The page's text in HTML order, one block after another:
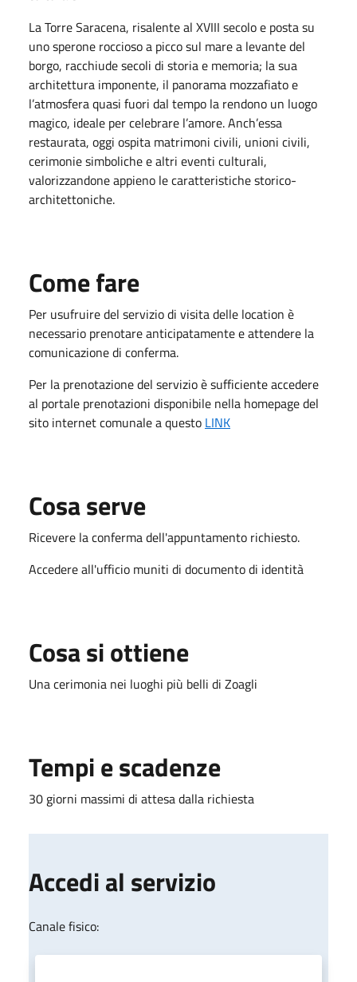
La Torre Saracena, risalente al XVIII secolo e posta su
uno sperone roccioso a picco sul mare a levante del
borgo, racchiude secoli di storia e memoria; la sua
architettura imponente, il panorama mozzafiato e
l’atmosfera quasi fuori dal tempo la rendono un luogo
magico, ideale per celebrare l’amore. Anch’essa
restaurata, oggi ospita matrimoni civili, unioni civili,
cerimonie simboliche e altri eventi culturali,
valorizzandone appieno le caratteristiche storico-
architettoniche.
Come fare
Per usufruire del servizio di visita delle location è
necessario prenotare anticipatamente e attendere la
comunicazione di conferma.
Per la prenotazione del servizio è sufficiente accedere
al portale prenotazioni disponibile nella homepage del
sito internet comunale a questo LINK
Cosa serve
Ricevere la conferma dell'appuntamento richiesto.
Accedere all'ufficio muniti di documento di identità
Cosa si ottiene
Una cerimonia nei luoghi più belli di Zoagli
Tempi e scadenze
30 giorni massimi di attesa dalla richiesta
Accedi al servizio
Canale fisico: